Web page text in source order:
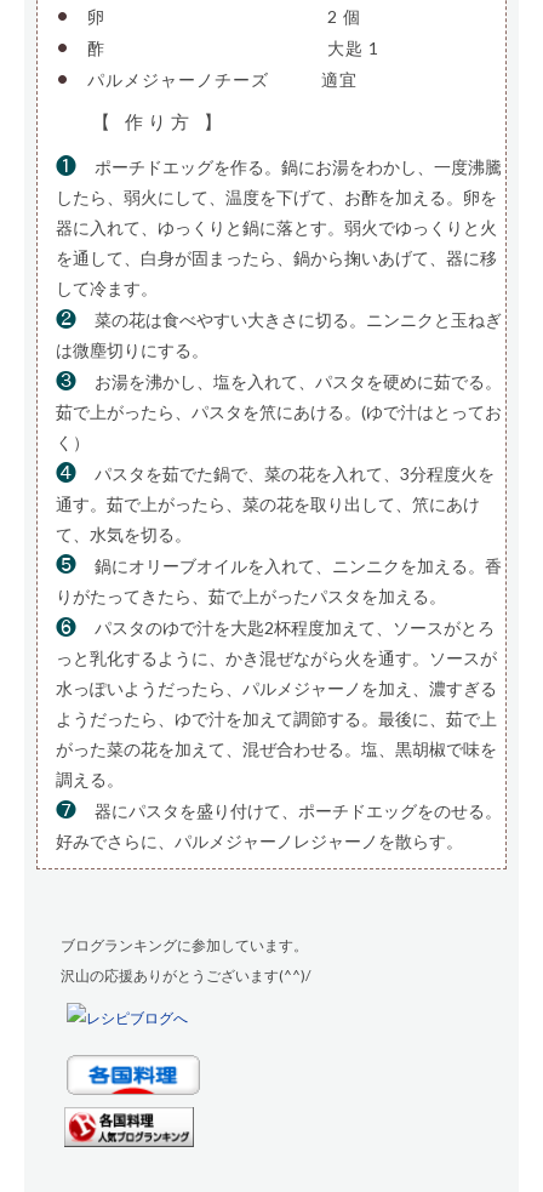
• 卵 2 個
• 酢 大匙 1
• パルメジャーノチーズ 適宜
【 作り方 】
❶
ポーチドエッグを作る。鍋にお湯をわかし、一度沸騰
したら、弱火にして、温度を下げて、お酢を加える。卵を
器に入れて、ゆっくりと鍋に落とす。弱火でゆっくりと火
を通して、白身が固まったら、鍋から掬いあげて、器に移
して冷ます。
❷
菜の花は食べやすい大きさに切る。ニンニクと玉ねぎ
は微塵切りにする。
❸
お湯を沸かし、塩を入れて、パスタを硬めに茹でる。
茹で上がったら、パスタを笊にあける。(ゆで汁はとってお
く）
❹
パスタを茹でた鍋で、菜の花を入れて、3分程度火を
通す。茹で上がったら、菜の花を取り出して、笊にあけ
て、水気を切る。
❺
鍋にオリーブオイルを入れて、ニンニクを加える。香
りがたってきたら、茹で上がったパスタを加える。
❻
パスタのゆで汁を大匙2杯程度加えて、ソースがとろ
っと乳化するように、かき混ぜながら火を通す。ソースが
水っぽいようだったら、パルメジャーノを加え、濃すぎる
ようだったら、ゆで汁を加えて調節する。最後に、茹で上
がった菜の花を加えて、混ぜ合わせる。塩、黒胡椒で味を
調える。
❼
器にパスタを盛り付けて、ポーチドエッグをのせる。
好みでさらに、パルメジャーノレジャーノを散らす。
ブログランキングに参加しています。
沢山の応援ありがとうございます(^^)/